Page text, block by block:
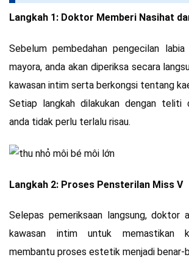
Langkah 1: Doktor Memberi Nasihat
Sebelum pembedahan pengecilan
mayora, anda akan diperiksa secara
kawasan intim serta berkongsi tentang
Setiap langkah dilakukan dengan teliti
anda tidak perlu terlalu risau.
Langkah 2: Proses Pensterilan Miss V
Selepas pemeriksaan langsung, doktor
kawasan intim untuk memastikan
membantu proses estetik menjadi benar-